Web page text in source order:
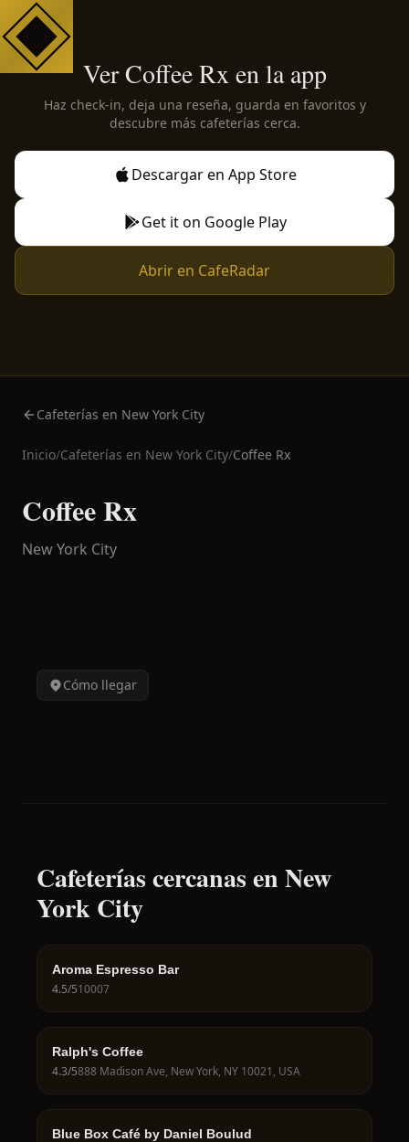
Ver Coffee Rx en la app
Haz check-in, deja una reseña, guarda en favoritos y
descubre más cafeterías cerca.
Descargar en App Store
Get it on Google Play
Abrir en CafeRadar
Cafeterías en New York City
Inicio/Cafeterías en New York City/Coffee Rx
Coffee Rx
New York City
Cómo llegar
Cafeterías cercanas en New
York City
Aroma Espresso Bar
4.5/510007
Ralph's Coffee
4.3/5888 Madison Ave, New York, NY 10021, USA
Blue Box Café by Daniel Boulud